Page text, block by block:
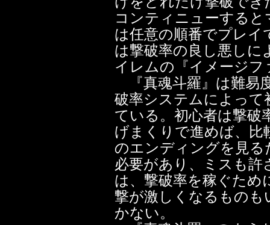
コンティニューする
は任意の順番でプレイ
は撃破率の良し悪し
イレムの『イメージ
『真魂斗羅』は難易
破率システムによって
ている。初心者は撃破
げまくりで進めば、比
のエンディングを見
必要があり、ミスも
は、撃破率を稼ぐため
撃が激しくなるもの
かない。